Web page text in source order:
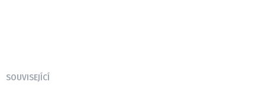
SOUVISEJÍCÍ